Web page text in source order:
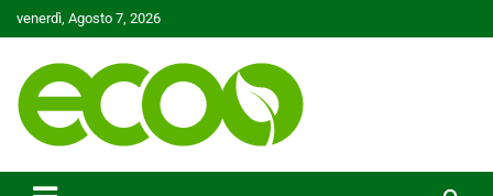
to
venerdì, Agosto 7, 2026
Ecoo.it